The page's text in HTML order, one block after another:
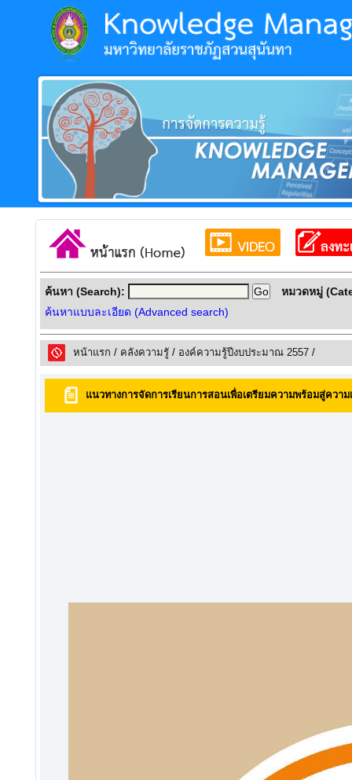
ค้นหา (Search):
ค้นหาแบบละเอียด (Advanced search)
หมวดหมู่
หน้าแรก / คลังความรูั / องค์ความรู้ปีงบประมาณ 2557 /
แนวทางการจัดการเรียนการสอนเพื่อเตรียมความพร้อมสู่คว